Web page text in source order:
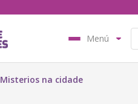
Menú
Misterios na cidade